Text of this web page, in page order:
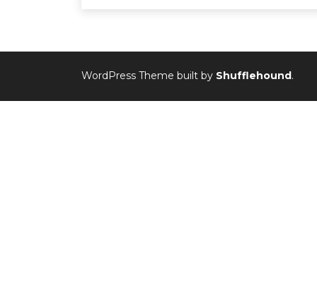
WordPress Theme built by Shufflehound .